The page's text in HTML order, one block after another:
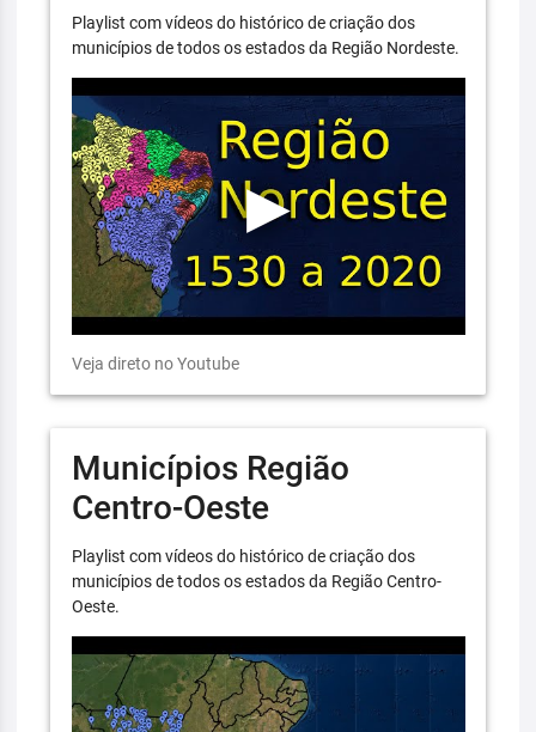
Playlist com vídeos do histórico de criação dos
municípios de todos os estados da Região Nordeste.
Veja direto no Youtube
Municípios Região
Centro-Oeste
Playlist com vídeos do histórico de criação dos
municípios de todos os estados da Região Centro-
Oeste.